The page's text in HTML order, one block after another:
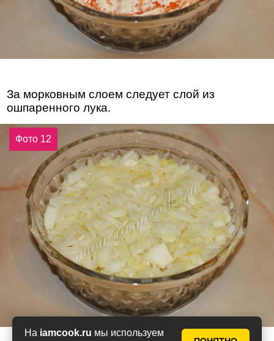
На iamcook.ru мы используем
За морковным слоем следует слой из
ошпаренного лука.
Фото 12